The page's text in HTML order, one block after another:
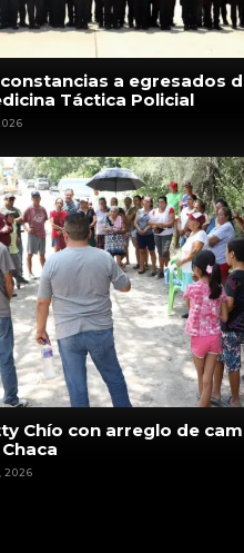
a egresados
Táctica Policial
Chío con arreglo de
2026